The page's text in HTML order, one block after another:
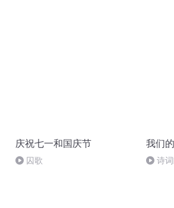
庆祝七一和国庆节
囚歌
我们
诗